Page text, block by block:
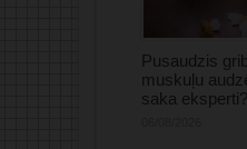
Pusaudzis
muskuļu
saka eksperti?